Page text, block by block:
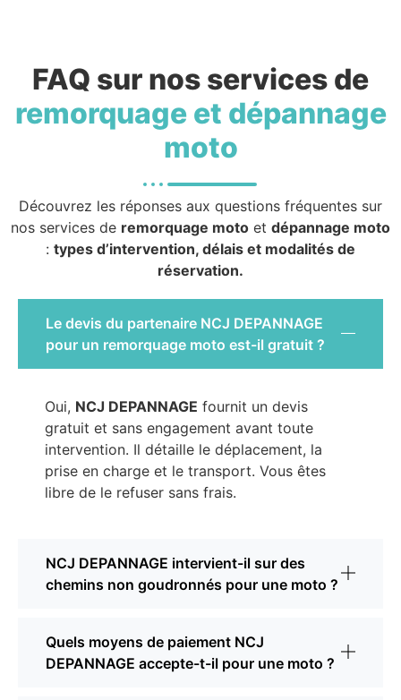
FAQ sur nos services de
remorquage et dépannage
moto
Découvrez les réponses aux questions fréquentes sur
nos services de remorquage moto et dépannage moto
: types d’intervention, délais et modalités de
réservation.
Le devis du partenaire NCJ DEPANNAGE
pour un remorquage moto est-il gratuit ?
Oui, NCJ DEPANNAGE fournit un devis
gratuit et sans engagement avant toute
intervention. Il détaille le déplacement, la
prise en charge et le transport. Vous êtes
libre de le refuser sans frais.
NCJ DEPANNAGE intervient-il sur des
chemins non goudronnés pour une moto ?
Quels moyens de paiement NCJ
DEPANNAGE accepte-t-il pour une moto ?